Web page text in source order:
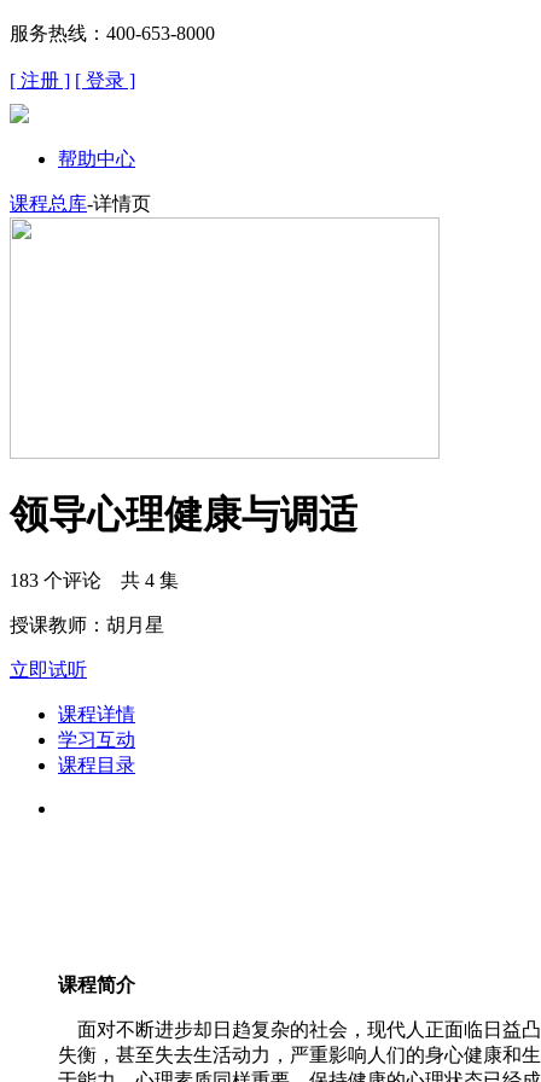
服务热线：400-653-8000
[ 注册 ] [ 登录 ]
帮助中心
课程总库-详情页
领导心理健康与调适
183 个评论 共 4 集
授课教师：胡月星
立即试听
课程详情
学习互动
课程目录
课程简介
面对不断进步却日趋复杂的社会，现代人正面临日益
失衡，甚至失去生活动力，严重影响人们的身心健康和